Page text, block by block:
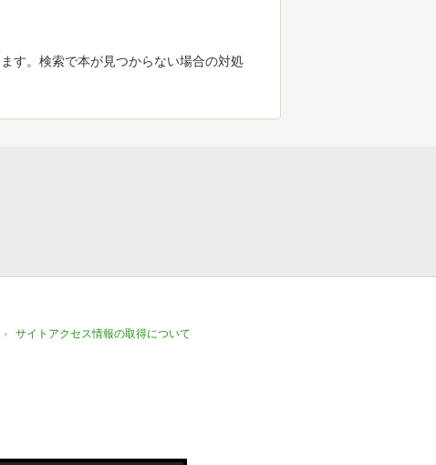
す。検索で本が見つからない場合の対処
サイトアクセス情報の取得について